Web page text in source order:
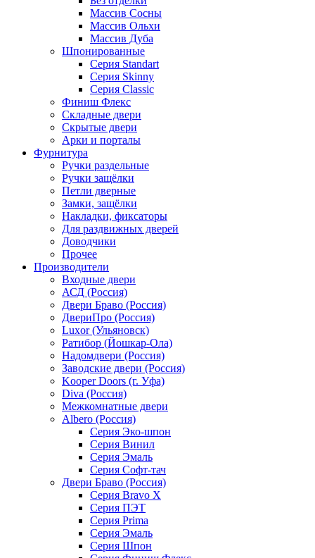
Массив Сосны
Массив Ольхи
Массив Дуба
Шпонированные
Серия Standart
Серия Skinny
Серия Classic
Финиш Флекс
Складные двери
Скрытые двери
Арки и порталы
Фурнитура
Ручки раздельные
Ручки защёлки
Петли дверные
Замки, защёлки
Накладки, фиксаторы
Для раздвижных дверей
Доводчики
Прочее
Производители
Входные двери
АСД (Россия)
Двери Браво (Россия)
ДвериПро (Россия)
Luxor (Ульяновск)
Ратибор (Йошкар-Ола)
Надомдвери (Россия)
Заводские двери (Россия)
Kooper Doors (г. Уфа)
Diva (Россия)
Межкомнатные двери
Albero (Россия)
Серия Эко-шпон
Серия Винил
Серия Эмаль
Серия Софт-тач
Двери Браво (Россия)
Серия Bravo X
Серия ПЭТ
Серия Prima
Серия Эмаль
Серия Шпон